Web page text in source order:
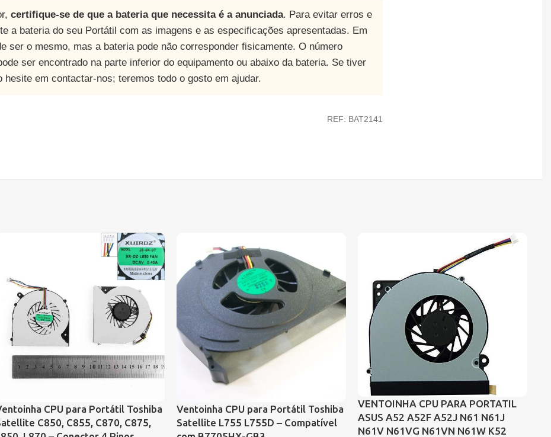
certifique-se de que a bateria que necessita é a anunciada. Para evitar erros e
a bateria do seu Portátil com as imagens e as especificações apresentadas. Em
ser o mesmo, mas a bateria pode não corresponder fisicamente. O número
ser encontrado na parte inferior do equipamento ou abaixo da bateria. Se tiver
em contactar-nos; teremos todo o gosto em ajudar.
REF: BAT2141
CPU para Portátil Toshiba
C850, C855, C870, C875,
Ventoinha CPU para Portátil Toshiba
Satellite L755 L755D – Compatível
VENTOINHA CPU PARA PORTATIL
ASUS A52 A52F A52J N61 N61J
N61V N61VG N61VN N61W K52